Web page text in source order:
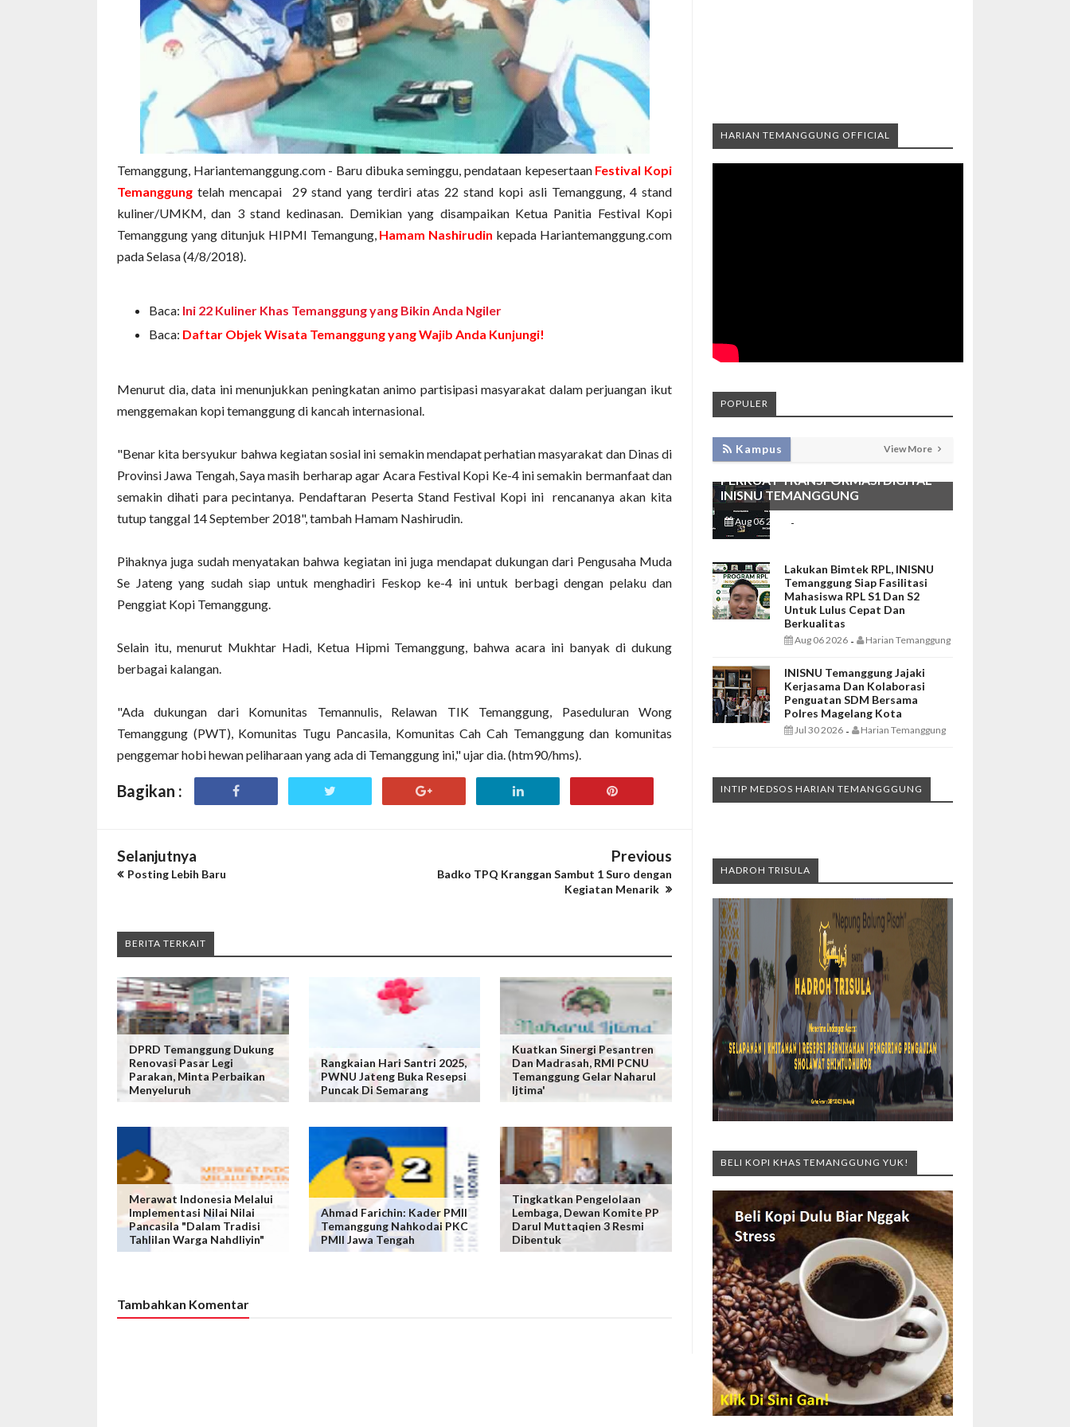
Temanggung, Hariantemanggung.com - Baru dibuka seminggu, pendataan kepesertaan Festival Kopi
Temanggung telah mencapai 29 stand yang terdiri atas 22 stand kopi asli Temanggung, 4 stand
kuliner/UMKM, dan 3 stand kedinasan. Demikian yang disampaikan Ketua Panitia Festival Kopi
Temanggung yang ditunjuk HIPMI Temangung, Hamam Nashirudin kepada Hariantemanggung.com
pada Selasa (4/8/2018).
Baca: Ini 22 Kuliner Khas Temanggung yang Bikin Anda Ngiler
Baca: Daftar Objek Wisata Temanggung yang Wajib Anda Kunjungi!
Menurut dia, data ini menunjukkan peningkatan animo partisipasi masyarakat dalam perjuangan ikut
menggemakan kopi temanggung di kancah internasional.
"Benar kita bersyukur bahwa kegiatan sosial ini semakin mendapat perhatian masyarakat dan Dinas di
Provinsi Jawa Tengah, Saya masih berharap agar Acara Festival Kopi Ke-4 ini semakin bermanfaat dan
semakin dihati para pecintanya. Pendaftaran Peserta Stand Festival Kopi ini rencananya akan kita
tutup tanggal 14 September 2018", tambah Hamam Nashirudin.
Pihaknya juga sudah menyatakan bahwa kegiatan ini juga mendapat dukungan dari Pengusaha Muda
Se Jateng yang sudah siap untuk menghadiri Feskop ke-4 ini untuk berbagi dengan pelaku dan
Penggiat Kopi Temanggung.
Selain itu, menurut Mukhtar Hadi, Ketua Hipmi Temanggung, bahwa acara ini banyak di dukung
berbagai kalangan.
"Ada dukungan dari Komunitas Temannulis, Relawan TIK Temanggung, Paseduluran Wong
Temanggung (PWT), Komunitas Tugu Pancasila, Komunitas Cah Cah Temanggung dan komunitas
penggemar hobi hewan peliharaan yang ada di Temanggung ini," ujar dia. (htm90/hms).
Bagikan :
Selanjutnya
Posting Lebih Baru
Previous
Badko TPQ Kranggan Sambut 1 Suro dengan
Kegiatan Menarik
BERITA TERKAIT
DPRD Temanggung Dukung
Renovasi Pasar Legi
Parakan, Minta Perbaikan
Menyeluruh
Rangkaian Hari Santri 2025,
PWNU Jateng Buka Resepsi
Puncak Di Semarang
Kuatkan Sinergi Pesantren
Dan Madrasah, RMI PCNU
Temanggung Gelar Naharul
Ijtima'
Merawat Indonesia Melalui
Implementasi Nilai Nilai
Pancasila "Dalam Tradisi
Tahlilan Warga Nahdliyin"
Ahmad Farichin: Kader PMII
Temanggung Nahkodai PKC
PMII Jawa Tengah
Tingkatkan Pengelolaan
Lembaga, Dewan Komite PP
Darul Muttaqien 3 Resmi
Dibentuk
Tambahkan Komentar
HARIAN TEMANGGUNG OFFICIAL
POPULER
Kampus View More
KEMBANGKAN SIM LAYANAN,
HADIRKAN TIM SEVIMA UNTUK
PERKUAT TRANSFORMASI DIGITAL
INISNU TEMANGGUNG
Aug 06 2026 -
Lakukan Bimtek RPL, INISNU
Temanggung Siap Fasilitasi
Mahasiswa RPL S1 Dan S2
Untuk Lulus Cepat Dan
Berkualitas
Aug 06 2026 - Harian Temanggung
INISNU Temanggung Jajaki
Kerjasama Dan Kolaborasi
Penguatan SDM Bersama
Polres Magelang Kota
Jul 30 2026 - Harian Temanggung
INTIP MEDSOS HARIAN TEMANGGGUNG
HADROH TRISULA
BELI KOPI KHAS TEMANGGUNG YUK!